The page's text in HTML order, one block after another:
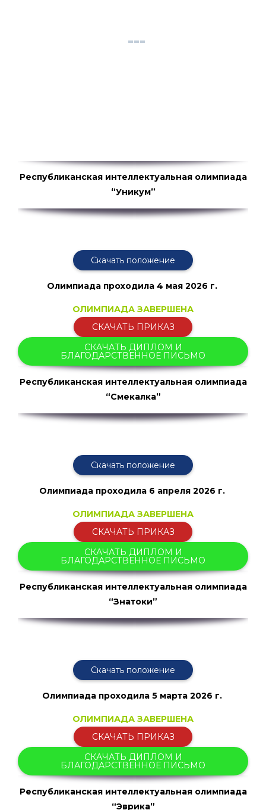
Республиканская интеллектуальная олимпиада
“Уникум”
Скачать положение
Олимпиада проходила 4 мая2026 г.
ОЛИМПИАДА ЗАВЕРШЕНА
СКАЧАТЬ ПРИКАЗ
СКАЧАТЬ ДИПЛОМ И
БЛАГОДАРСТВЕННОЕ ПИСЬМО
Республиканская интеллектуальная олимпиада
“Смекалка”
Скачать положение
Олимпиада проходила 6 апреля 2026 г.
ОЛИМПИАДА ЗАВЕРШЕНА
СКАЧАТЬ ПРИКАЗ
СКАЧАТЬ ДИПЛОМ И
БЛАГОДАРСТВЕННОЕ ПИСЬМО
Республиканская интеллектуальная олимпиада
“Знатоки”
Скачать положение
Олимпиада проходила 5 марта 2026 г.
ОЛИМПИАДА ЗАВЕРШЕНА
СКАЧАТЬ ПРИКАЗ
СКАЧАТЬ ДИПЛОМ И
БЛАГОДАРСТВЕННОЕ ПИСЬМО
Республиканская интеллектуальная олимпиада
“Эврика”